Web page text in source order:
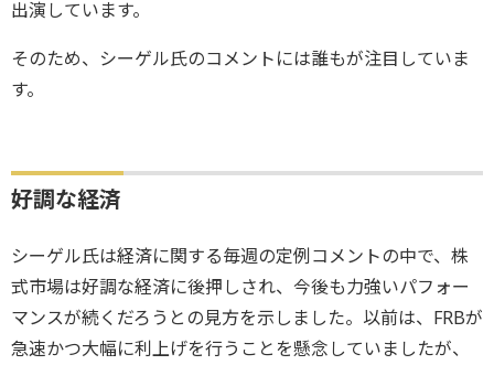
出演しています。
そのため、シーゲル氏のコメントには誰もが注目していま
す。
好調な経済
シーゲル氏は経済に関する毎週の定例コメントの中で、株
式市場は好調な経済に後押しされ、今後も力強いパフォー
マンスが続くだろうとの見方を示しました。以前は、FRBが
急速かつ大幅に利上げを行うことを懸念していましたが、